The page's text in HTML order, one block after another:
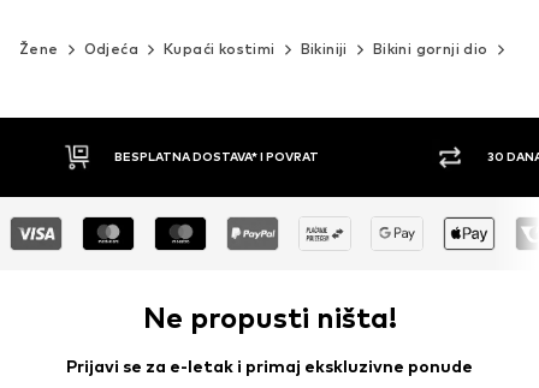
Žene Odjeća Kupaći kostimi Bikiniji Bikini gornji dio
30 DANA PRAVO NA POVRAT
Ne propusti ništa!
Prijavi se za e-letak i primaj ekskluzivne ponude